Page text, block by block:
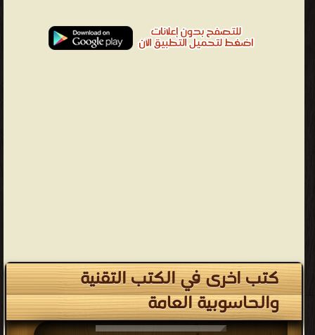
كتب اخرى في الكتب التقنية
والحاسوبية العامة